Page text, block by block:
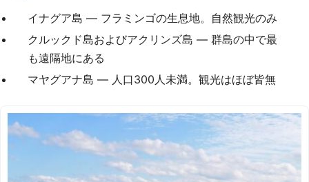
イナグア島 — フラミンゴの生息地。自然観光のみ
クルックド島およびアクリンズ島 — 群島の中で最
も遠隔地にある
マヤグアナ島 — 人口300人未満。観光はほぼ皆無